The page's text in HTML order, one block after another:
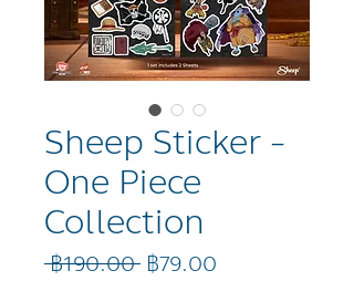
Sheep Sticker -
One Piece
Collection
฿190.00 ราคา
฿79.00